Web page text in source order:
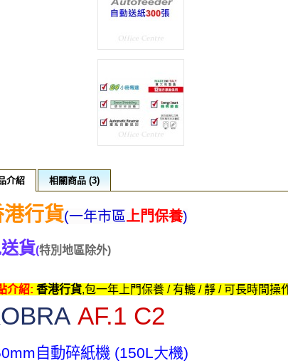
介紹 相關商品 (3)
港行貨(一年市區上門保養)
貨(特別地區除外)
介紹: 香港行貨,包一年上門保養 / 有轆 / 靜 / 可長時間操
AF.1 C2
0mm自動碎紙機 (150L大機)